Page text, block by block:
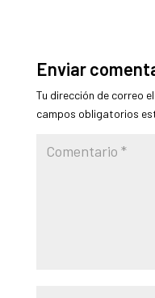
Enviar
Tu dirección de correo
campos obligatorios